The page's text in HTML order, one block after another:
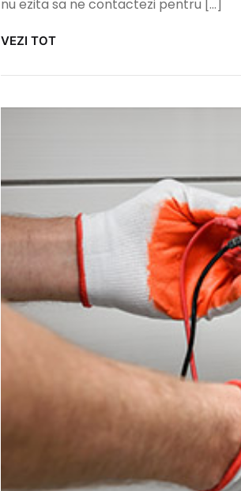
nu ezita sa ne contactezi pentru […]
VEZI TOT